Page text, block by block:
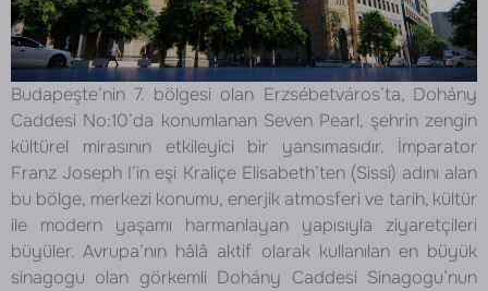
Budapeşte’nin 7. bölgesi olan Erzsébetváros’ta, Dohány
Caddesi No:10’da konumlanan Seven Pearl, şehrin zengin
kültürel mirasının etkileyici bir yansımasıdır. İmparator
Franz Joseph I’in eşi Kraliçe Elisabeth’ten (Sissi) adını alan
bu bölge, merkezi konumu, enerjik atmosferi ve tarih, kültür
ile modern yaşamı harmanlayan yapısıyla ziyaretçileri
büyüler. Avrupa’nın hâlâ aktif olarak kullanılan en büyük
sinagogu olan görkemli Dohány Caddesi Sinagogu’nun